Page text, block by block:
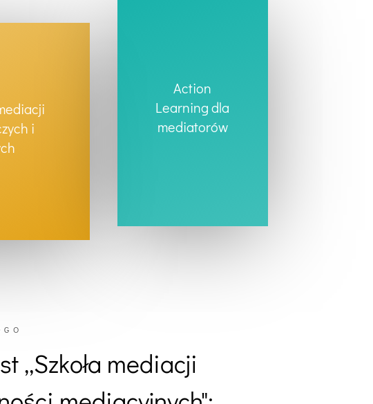
i
Action
Learning dla
mediatorów
„Szkoła mediacji